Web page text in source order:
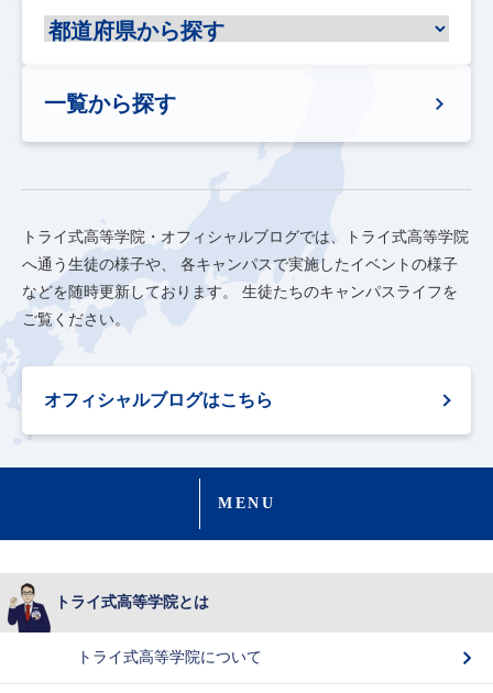
一覧から探す
トライ式高等学院・オフィシャルブログでは、トライ式高等学院
へ通う生徒の様子や、
各キャンパスで実施したイベントの様子
などを随時更新しております。
生徒たちのキャンパスライフを
ご覧ください。
オフィシャルブログはこちら
MENU
トライ式高等学院とは
トライ式高等学院について